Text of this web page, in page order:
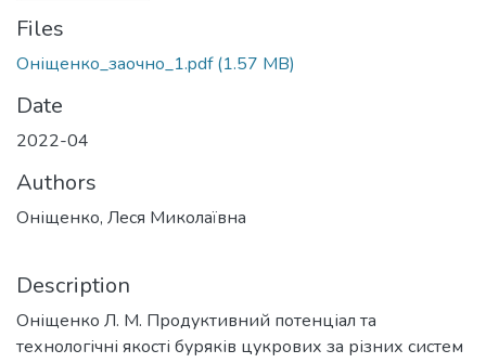
Files
Оніщенко_заочно_1.pdf(1.57 MB)
Date
2022-04
Authors
Оніщенко, Леся Миколаївна
Description
Оніщенко Л. М. Продуктивний потенціал та
технологічні якості буряків цукрових за різних систем